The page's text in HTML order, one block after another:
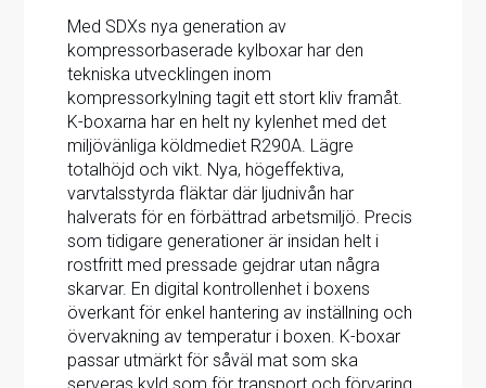
Med SDXs nya generation av
kompressorbaserade kylboxar har den
tekniska utvecklingen inom
kompressorkylning tagit ett stort kliv framåt.
K-boxarna har en helt ny kylenhet med det
miljövänliga köldmediet R290A. Lägre
totalhöjd och vikt. Nya, högeffektiva,
varvtalsstyrda fläktar där ljudnivån har
halverats för en förbättrad arbetsmiljö. Precis
som tidigare generationer är insidan helt i
rostfritt med pressade gejdrar utan några
skarvar. En digital kontrollenhet i boxens
överkant för enkel hantering av inställning och
övervakning av temperatur i boxen. K-boxar
passar utmärkt för såväl mat som ska